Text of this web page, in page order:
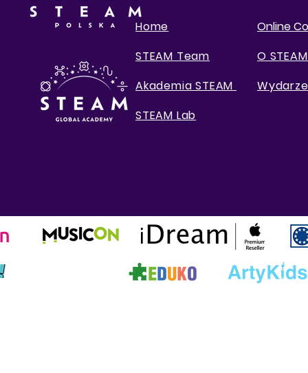
Home
STEAM Team
Akademia STEAM
STEAM Lab
Online
O